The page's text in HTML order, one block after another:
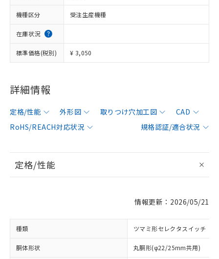
機種区分 受注生産機種
在庫状況
標準価格(税別) ¥ 3,050
詳細情報
定格/性能 外形図 取りつけ穴加工図
CAD
RoHS/REACH対応状況
規格認証/適合状況
定格/性能
情報更新：2026/05/21
種類 ツマミ形セレクタスイッチ
胴体形状 丸胴形(φ22/25mm共用)